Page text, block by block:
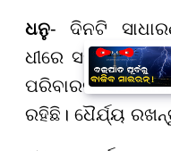
ଧନୁ- ଦିନଟି
ଧୀରେ ସଫଳତା
ପରିବାରର ସହଯୋଗ
ରହିଛି। ଧୈର୍ଯ୍ୟ